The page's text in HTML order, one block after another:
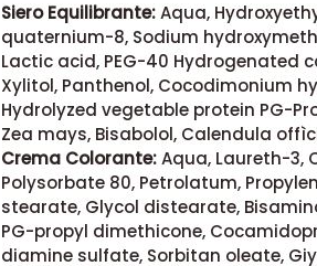
Siero Equilibrante:Aqua,
quaternium-8, Sodium
Lactic acid, PEG-40 Hydrogenated
Xylitol, Panthenol, Cocodimonium
Hydrolyzed vegetable protein PG-
Zea mays, Bisabolol, Calendula
Crema Colorante:Aqua, Laureth-3,
Polysorbate 80, Petrolatum,
stearate, Glycol distearate,
PG-propyl dimethicone,
diamine sulfate, Sorbitan oleate,